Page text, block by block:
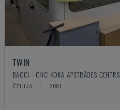
TWIN
BACCI - CNC KOKA APSTRĀDES CENTRS
ČEHIJA 2001